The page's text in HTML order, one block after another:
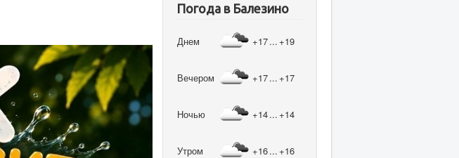
Погода в Балезино
Днем +17... +19
Вечером +17... +17
Ночью +14... +14
Утром +16... +16